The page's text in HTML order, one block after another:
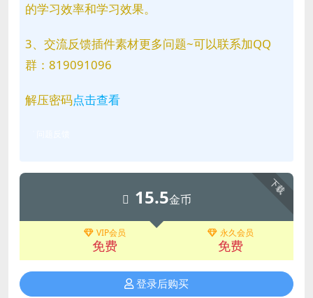
的学习效率和学习效果。
3、交流反馈插件素材更多问题~可以联系加QQ
群：819091096
解压密码点击查看
下载
15.5金币
VIP会员
免费
永久会员
免费
登录后购买